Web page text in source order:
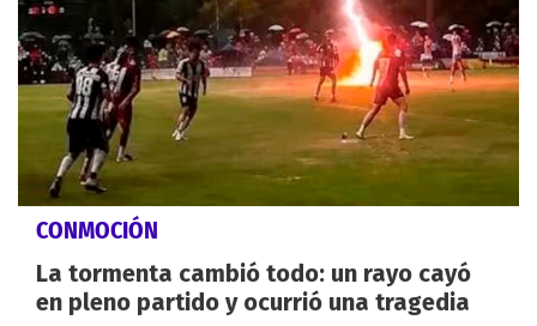
CONMOCIÓN
La tormenta cambió todo: un rayo cayó
en pleno partido y ocurrió una tragedia